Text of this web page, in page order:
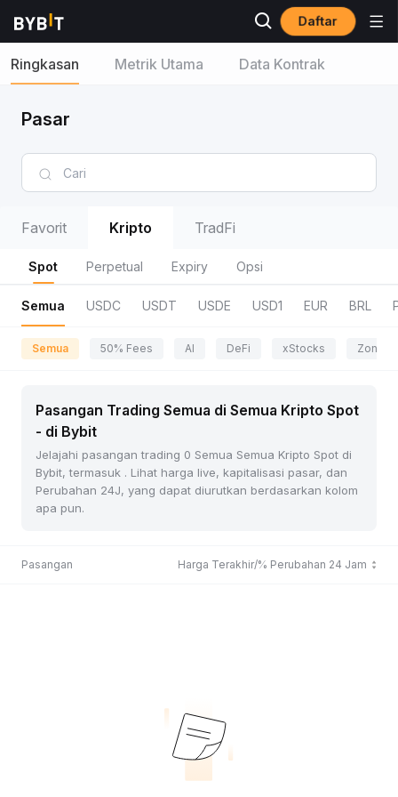
Daftar
Ringkasan Metrik Utama Data Kontrak
Pasar
Favorit Kripto TradFi
Spot Perpetual Expiry Opsi
Semua USDC USDT USDE USD1 EUR BRL
Semua 50% Fees AI DeFi xStocks Zona
Pasangan Trading Semua di Semua Kripto Spot
- di Bybit
Jelajahi pasangan trading 0 Semua Semua Kripto Spot di
Bybit, termasuk . Lihat harga live, kapitalisasi pasar, dan
Perubahan 24J, yang dapat diurutkan berdasarkan kolom
apa pun.
Pasangan Harga Terakhir/% Perubahan 24 Jam